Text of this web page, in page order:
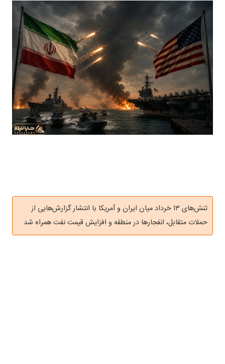
تنش‌های ۱۳ خرداد میان ایران و آمریکا با انتشار گزارش‌هایی از
حملات متقابل، انفجارها در منطقه و افزایش قیمت نفت همراه شد